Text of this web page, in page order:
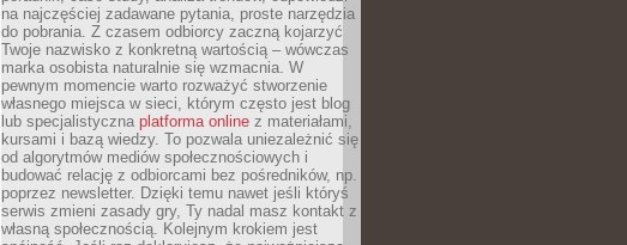
na najczęściej zadawane pytania, proste narzędzia
do pobrania. Z czasem odbiorcy zaczną kojarzyć
Twoje nazwisko z konkretną wartością – wówczas
marka osobista naturalnie się wzmacnia. W
pewnym momencie warto rozważyć stworzenie
własnego miejsca w sieci, którym często jest blog
lub specjalistyczna platforma online z materiałami,
kursami i bazą wiedzy. To pozwala uniezależnić się
od algorytmów mediów społecznościowych i
budować relację z odbiorcami bez pośredników, np.
poprzez newsletter. Dzięki temu nawet jeśli któryś
serwis zmieni zasady gry, Ty nadal masz kontakt z
własną społecznością. Kolejnym krokiem jest